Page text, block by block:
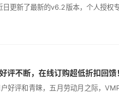
更新了最新的v6.2版本，个人授权
评不断，在线订购超低折扣回馈！
好评和青睐，五月劳动月之际，